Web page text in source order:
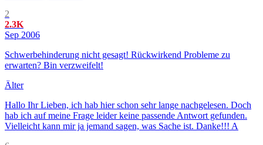
2
2.3K
Sep 2006
Schwerbehinderung nicht gesagt! Rückwirkend Probleme zu
erwarten? Bin verzweifelt!
Älter
Hallo Ihr Lieben, ich hab hier schon sehr lange nachgelesen. Doch
hab ich auf meine Frage leider keine passende Antwort gefunden.
Vielleicht kann mir ja jemand sagen, was Sache ist. Danke!!! A